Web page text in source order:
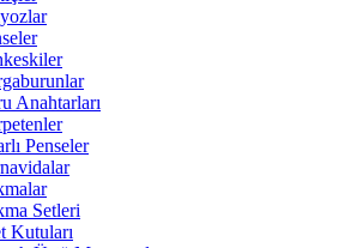
Anahtarları
Penseler
Setleri
Kutuları